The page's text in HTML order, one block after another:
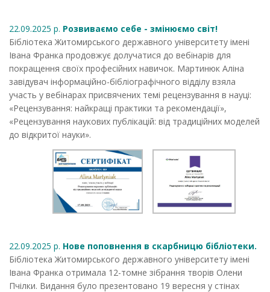
22.09.2025 р. Розвиваємо себе - змінюємо світ!
Бібліотека Житомирського державного університету імені
Івана Франка продовжує долучатися до вебінарів для
покращення своїх професійних навичок. Мартинюк Аліна
завідувач інформаційно-бібліографічного відділу взяла
участь у вебінарах присвячених темі рецензування в науці:
«Рецензування: найкращі практики та рекомендації»,
«Рецензування наукових публікацій: від традиційних моделей
до відкритої науки».
22.09.2025 р. Нове поповнення в скарбницю бібліотеки.
Бібліотека Житомирського державного університету імені
Івана Франка отримала 12-томне зібрання творів Олени
Пчілки. Видання було презентовано 19 вересня у стінах